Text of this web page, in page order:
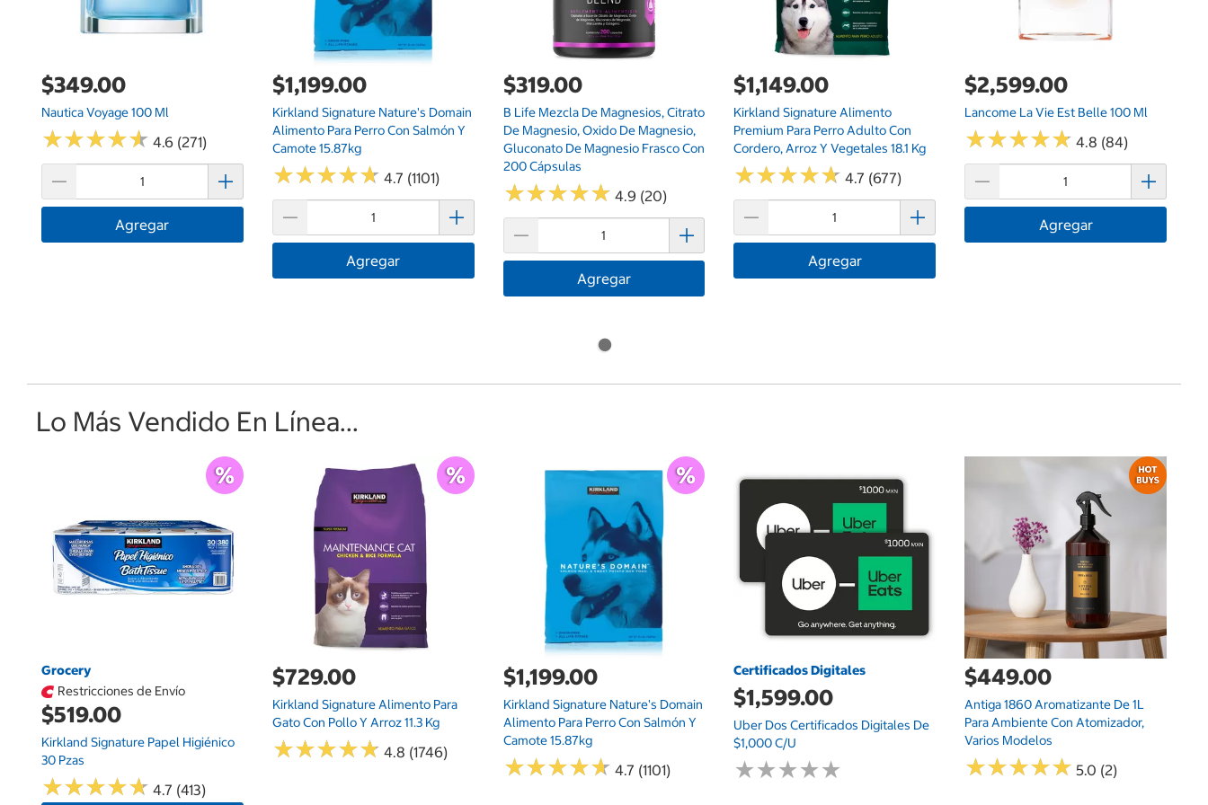
$349.00
Nautica Voyage 100 Ml
★★★★★
★★★★★ 4.6 (271)
Agregar
$1,199.00
Kirkland Signature Nature's Domain
Alimento Para Perro Con Salmón Y
Camote 15.87kg
★★★★★
★★★★★ 4.7 (1101)
Agregar
$319.00
B Life Mezcla De Magnesios, Citrato
De Magnesio, Oxido De Magnesio,
Gluconato De Magnesio Frasco Con
200 Cápsulas
★★★★★
★★★★★ 4.9 (20)
Agregar
$1,149.00
Kirkland Signature Alimento
Premium Para Perro Adulto Con
Cordero, Arroz Y Vegetales 18.1 Kg
★★★★★
★★★★★ 4.7 (677)
Agregar
$2,599.00
Lancome La Vie Est Belle 100 Ml
★★★★★
★★★★★ 4.8 (84)
Agregar
Lo Más Vendido En Línea...
Grocery
Restricciones de Envío
$519.00
Kirkland Signature Papel Higiénico
30 Pzas
★★★★★
★★★★★ 4.7 (413)
$729.00
Kirkland Signature Alimento Para
Gato Con Pollo Y Arroz 11.3 Kg
★★★★★
★★★★★ 4.8 (1746)
$1,199.00
Kirkland Signature Nature's Domain
Alimento Para Perro Con Salmón Y
Camote 15.87kg
★★★★★
★★★★★ 4.7 (1101)
Certificados Digitales
$1,599.00
Uber Dos Certificados Digitales De
$1,000 C/u
★★★★★
★★★★★
$449.00
Antiga 1860 Aromatizante De 1L
Para Ambiente Con Atomizador,
Varios Modelos
★★★★★
★★★★★ 5.0 (2)